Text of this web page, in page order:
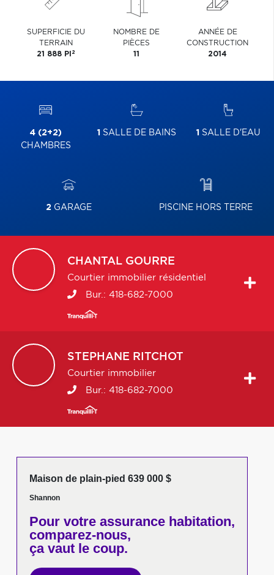
SUPERFICIE DU
TERRAIN
21 888 PI 2
NOMBRE DE
PIÈCES
11
ANNÉE DE
CONSTRUCTION
2014
4 (2+2)
CHAMBRES
1 SALLE DE BAINS 1 SALLE D'EAU
2GARAGE PISCINE HORS TERRE
CHANTAL GOURRE
Courtier immobilier résidentiel
Bur.: 418-682-7000
STEPHANE RITCHOT
Courtier immobilier
Bur.: 418-682-7000
Maison de plain-pied 639 000 $
Shannon
Pour votreassurance habitation,
comparez-nous,
ça vaut le coup.